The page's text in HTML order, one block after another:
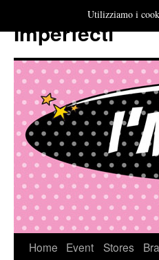
Imperfecti
VaiHome Event Stores
Utilizziamo i